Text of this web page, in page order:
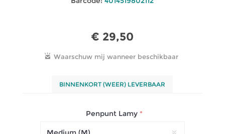
€ 29,50
BINNENKORT (WEER) LEVERBAAR
Penpunt Lamy *